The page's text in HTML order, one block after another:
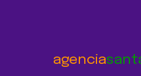
agencia